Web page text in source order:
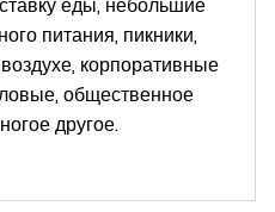
еды, небольшие
питания, пикники,
корпоративные
общественное
другое.